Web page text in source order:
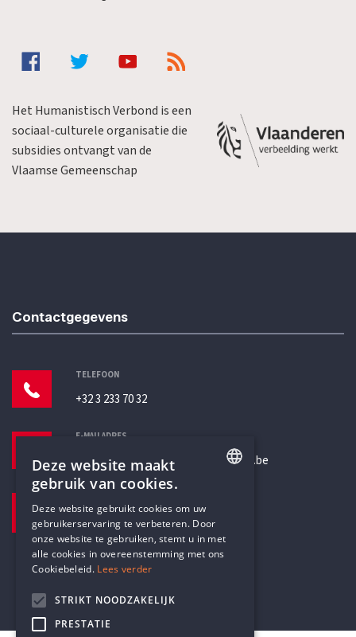
Het Humanistisch Verbond is een
sociaal-culturele organisatie die
subsidies ontvangt van de
Vlaamse Gemeenschap
Contactgegevens
TELEFOON
+32 3 233 70 32
E-MAILADRES
secretariaat@humanistischverbond.be
Pottenbrug 4
Antwerpen, 2000
DUTCH
Deze website maakt
gebruik van cookies.
Deze website gebruikt cookies om uw
gebruikerservaring te verbeteren. Door
onze website te gebruiken, stemt u in met
alle cookies in overeenstemming met ons
Cookiebeleid. Lees verder
STRIKT NOODZAKELIJK
PRESTATIE